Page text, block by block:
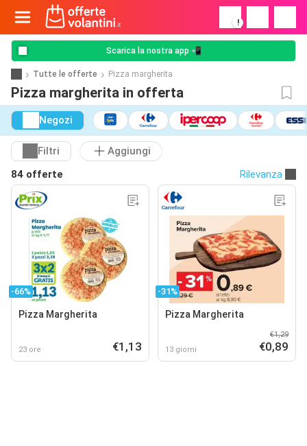
!
Scarica la nostra app 📲
Tutte le offerte Pizza margherita
Pizza margherita in offerta
Negozi
Filtri
Aggiungi
84 offerte
Rilevanza
-66%
Pizza Margherita
23 ore €1,13
-31%
Pizza Margherita
13 giorni
€1,29
€0,89